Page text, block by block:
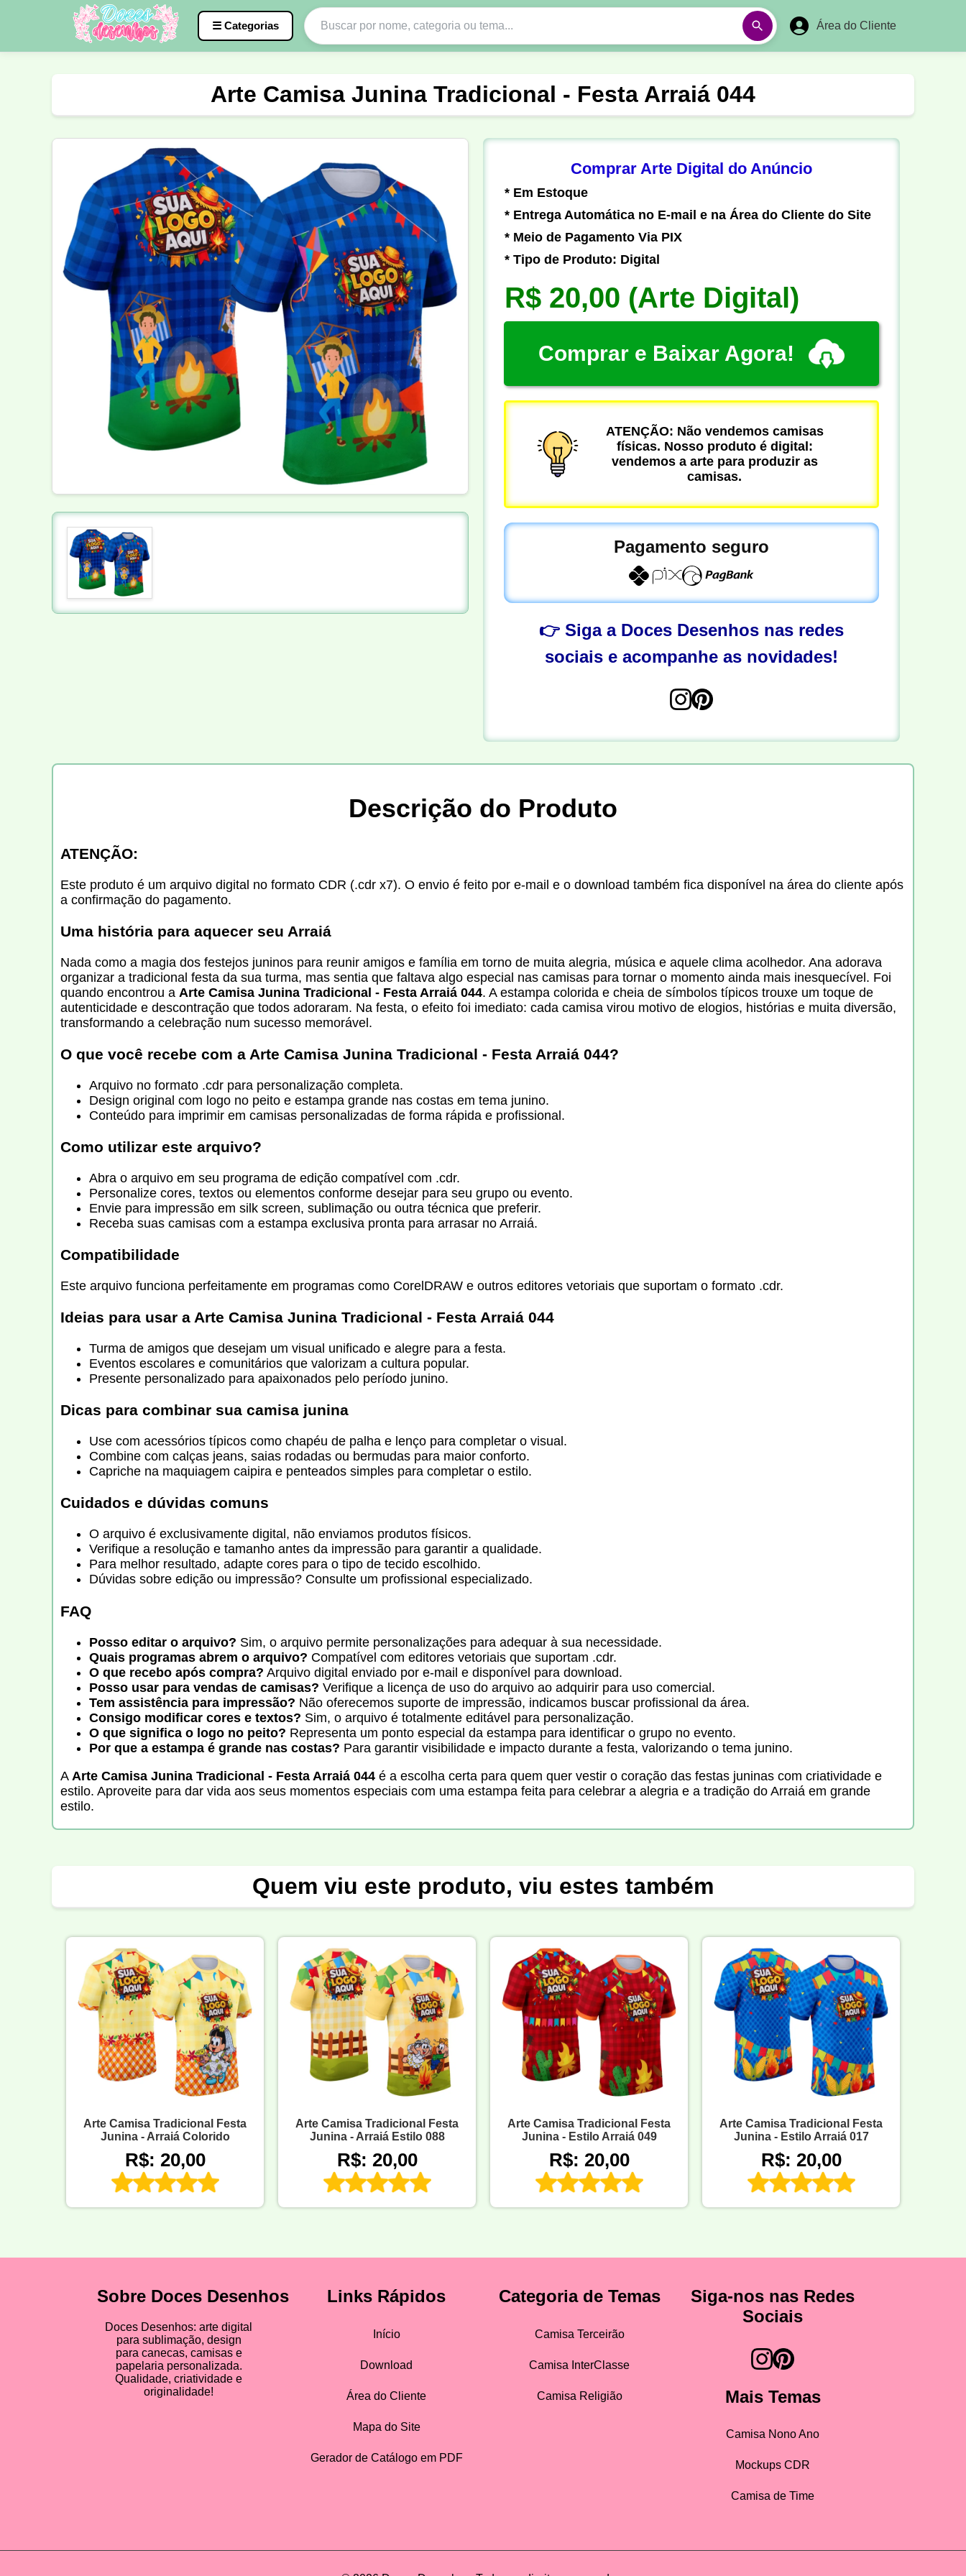
☰ Categorias Área do Cliente
Carnaval Natal Natalina Agro Católica Vôlei Futebol Amador Pesca
Motocross Ciclismo Nail Designer Pedagogia Biologia Geografia História Matemática
Língua Portuguesa
Arte Camisa Junina Tradicional - Festa Arraiá 044
Comprar Arte Digital do Anúncio
* Em Estoque
* Entrega Automática no E-mail e na Área do Cliente do Site
* Meio de Pagamento Via PIX
* Tipo de Produto: Digital
R$ 20,00 (Arte Digital)
Comprar e Baixar Agora!
ATENÇÃO: Não vendemos camisas
físicas. Nosso produto é digital:
vendemos a arte para produzir as
camisas.
Pagamento seguro
👉 Siga a Doces Desenhos nas redes
sociais e acompanhe as novidades!
Descrição do Produto
ATENÇÃO:
Este produto é um arquivo digital no formato CDR (.cdr x7). O envio é feito por e-mail e o download também fica disponível na área do cliente após
a confirmação do pagamento.
Uma história para aquecer seu Arraiá
Nada como a magia dos festejos juninos para reunir amigos e família em torno de muita alegria, música e aquele clima acolhedor. Ana adorava
organizar a tradicional festa da sua turma, mas sentia que faltava algo especial nas camisas para tornar o momento ainda mais inesquecível. Foi
quando encontrou a Arte Camisa Junina Tradicional - Festa Arraiá 044. A estampa colorida e cheia de símbolos típicos trouxe um toque de
autenticidade e descontração que todos adoraram. Na festa, o efeito foi imediato: cada camisa virou motivo de elogios, histórias e muita diversão,
transformando a celebração num sucesso memorável.
O que você recebe com a Arte Camisa Junina Tradicional - Festa Arraiá 044?
Arquivo no formato .cdr para personalização completa.
Design original com logo no peito e estampa grande nas costas em tema junino.
Conteúdo para imprimir em camisas personalizadas de forma rápida e profissional.
Como utilizar este arquivo?
Abra o arquivo em seu programa de edição compatível com .cdr.
Personalize cores, textos ou elementos conforme desejar para seu grupo ou evento.
Envie para impressão em silk screen, sublimação ou outra técnica que preferir.
Receba suas camisas com a estampa exclusiva pronta para arrasar no Arraiá.
Compatibilidade
Este arquivo funciona perfeitamente em programas como CorelDRAW e outros editores vetoriais que suportam o formato .cdr.
Ideias para usar a Arte Camisa Junina Tradicional - Festa Arraiá 044
Turma de amigos que desejam um visual unificado e alegre para a festa.
Eventos escolares e comunitários que valorizam a cultura popular.
Presente personalizado para apaixonados pelo período junino.
Dicas para combinar sua camisa junina
Use com acessórios típicos como chapéu de palha e lenço para completar o visual.
Combine com calças jeans, saias rodadas ou bermudas para maior conforto.
Capriche na maquiagem caipira e penteados simples para completar o estilo.
Cuidados e dúvidas comuns
O arquivo é exclusivamente digital, não enviamos produtos físicos.
Verifique a resolução e tamanho antes da impressão para garantir a qualidade.
Para melhor resultado, adapte cores para o tipo de tecido escolhido.
Dúvidas sobre edição ou impressão? Consulte um profissional especializado.
FAQ
Posso editar o arquivo? Sim, o arquivo permite personalizações para adequar à sua necessidade.
Quais programas abrem o arquivo? Compatível com editores vetoriais que suportam .cdr.
O que recebo após compra? Arquivo digital enviado por e-mail e disponível para download.
Posso usar para vendas de camisas? Verifique a licença de uso do arquivo ao adquirir para uso comercial.
Tem assistência para impressão? Não oferecemos suporte de impressão, indicamos buscar profissional da área.
Consigo modificar cores e textos? Sim, o arquivo é totalmente editável para personalização.
O que significa o logo no peito? Representa um ponto especial da estampa para identificar o grupo no evento.
Por que a estampa é grande nas costas? Para garantir visibilidade e impacto durante a festa, valorizando o tema junino.
A Arte Camisa Junina Tradicional - Festa Arraiá 044 é a escolha certa para quem quer vestir o coração das festas juninas com criatividade e
estilo. Aproveite para dar vida aos seus momentos especiais com uma estampa feita para celebrar a alegria e a tradição do Arraiá em grande
estilo.
Quem viu este produto, viu estes também
Arte Camisa Tradicional Festa
Junina - Arraiá Colorido
R$: 20,00
Arte Camisa Tradicional Festa
Junina - Arraiá Estilo 088
R$: 20,00
Arte Camisa Tradicional Festa
Junina - Estilo Arraiá 049
R$: 20,00
Arte Camisa Tradicional Festa
Junina - Estilo Arraiá 017
R$: 20,00
Sobre Doces Desenhos
Doces Desenhos: arte digital
para sublimação, design
para canecas, camisas e
papelaria personalizada.
Qualidade, criatividade e
originalidade!
Links Rápidos
Início
Download
Área do Cliente
Mapa do Site
Gerador de Catálogo em PDF
Categoria de Temas
Camisa Terceirão
Camisa InterClasse
Camisa Religião
Siga-nos nas Redes
Sociais
Mais Temas
Camisa Nono Ano
Mockups CDR
Camisa de Time